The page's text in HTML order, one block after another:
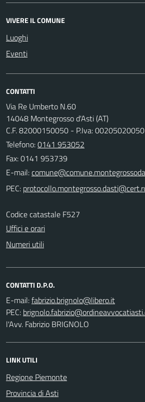
VIVERE IL COMUNE
Luoghi
Eventi
CONTATTI
Via Re Umberto N.60
14048 Montegrosso d'Asti (AT)
C.F. 82000150050 - P.Iva: 00205020050
Telefono:0141 953052
Fax: 0141 953739
E-mail:
PEC:
Codice catastale F527
Uffici e orari
Numeri utili
CONTATTI D.P.O.
E-mail:
PEC:
l'Avv. Fabrizio BRIGNOLO
LINK UTILI
Regione Piemonte
Provincia di Asti